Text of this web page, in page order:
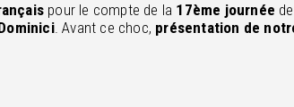
pour le compte de la 17ème journée de
. Avant ce choc, présentation de